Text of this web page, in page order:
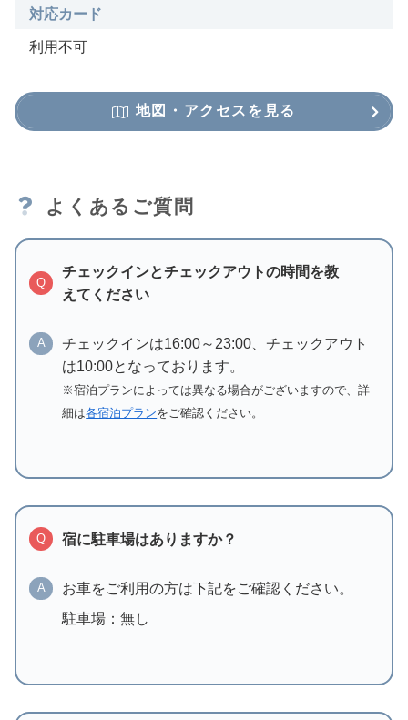
対応カード
利用不可
地図・アクセスを見る
よくあるご質問
Q
チェックインとチェックアウトの時間を教
えてください
A
チェックインは16:00～23:00、チェックアウト
は10:00となっております。
※宿泊プランによっては異なる場合がございますので、詳
細は各宿泊プランをご確認ください。
Q 宿に駐車場はありますか？
A
お車をご利用の方は下記をご確認ください。
駐車場：無し